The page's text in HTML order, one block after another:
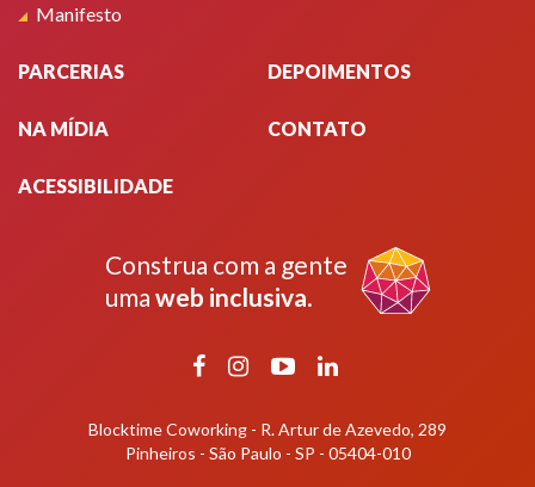
Manifesto
PARCERIAS DEPOIMENTOS
NA MÍDIA CONTATO
ACESSIBILIDADE
Construa com a gente
uma web inclusiva.
Facebook
Instagram
YouTubeLinkedIn
Blocktime Coworking - R. Artur de Azevedo, 289
Pinheiros - São Paulo - SP - 05404-010